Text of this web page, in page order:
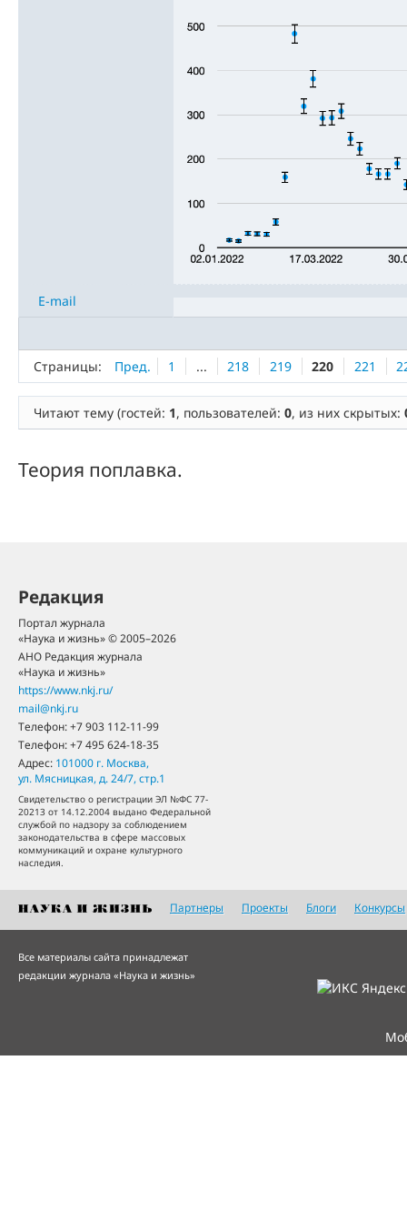
E-mail
Страницы: Пред. 1 ... 218 219 220 221
Читают тему (гостей: 1, пользователей: 0, из них скрытых:
Теория поплавка.
Редакция
Портал журнала
«Наука и жизнь» © 2005–2026
АНО Редакция журнала
«Наука и жизнь»
https://www.nkj.ru/
mail@nkj.ru
Телефон:+7 903 112-11-99
Телефон:+7 495 624-18-35
Адрес: 101000 г. Москва,
ул. Мясницкая, д. 24/7, стр.1
Свидетельство о регистрации ЭЛ №ФС 77-
20213 от 14.12.2004 выдано Федеральной
службой по надзору за соблюдением
законодательства в сфере массовых
коммуникаций и охране культурного
наследия.
Партнеры Проекты Блоги Конкурсы
Все материалы сайта принадлежат
редакции журнала «Наука и жизнь»